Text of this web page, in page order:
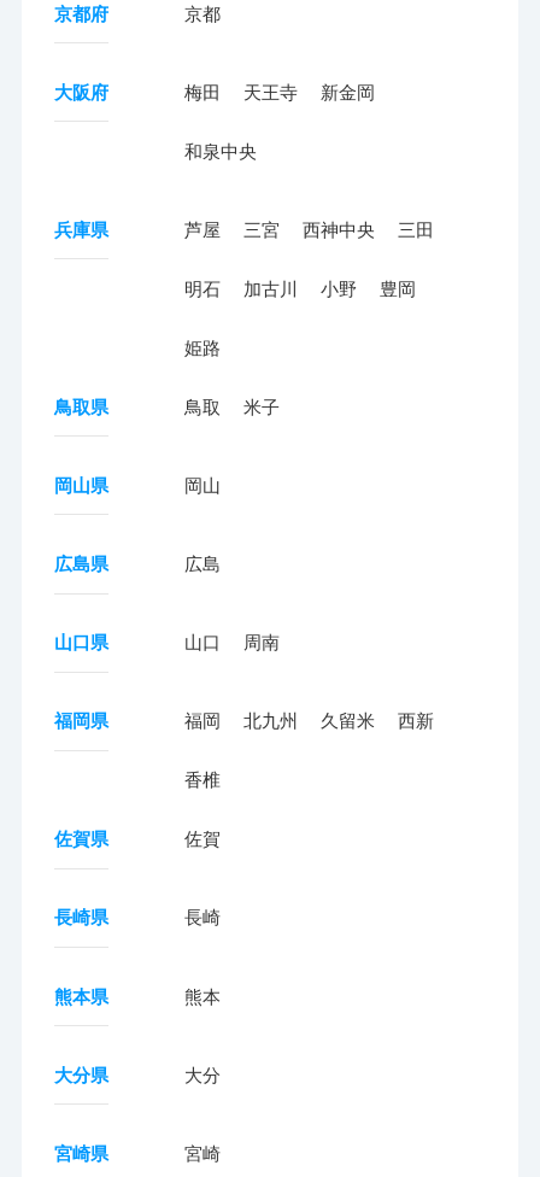
京都府 京都
大阪府 梅田 天王寺 新金岡
和泉中央
兵庫県 芦屋 三宮 西神中央 三田
明石 加古川 小野 豊岡
姫路
鳥取県 鳥取 米子
岡山県 岡山
広島県 広島
山口県 山口 周南
福岡県 福岡 北九州 久留米 西新
香椎
佐賀県 佐賀
長崎県 長崎
熊本県 熊本
大分県 大分
宮崎県 宮崎